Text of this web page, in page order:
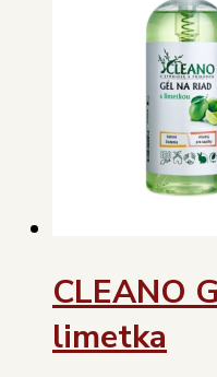
CLEANO
limetka